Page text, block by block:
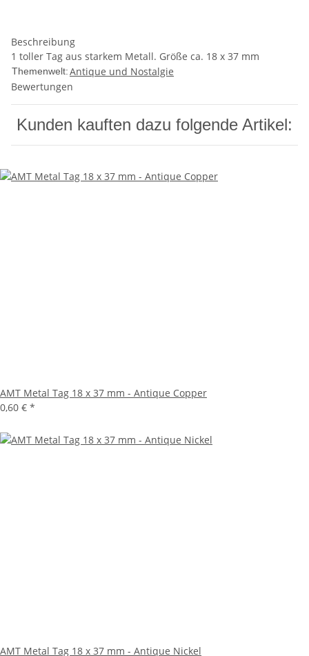
Beschreibung
1 toller Tag aus starkem Metall. Größe ca. 18 x 37 mm
Themenwelt:Antique und Nostalgie
Bewertungen
Kunden kauften dazu folgende Artikel:
AMT Metal Tag 18 x 37 mm - Antique Copper
0,60 € *
AMT Metal Tag 18 x 37 mm - Antique Nickel